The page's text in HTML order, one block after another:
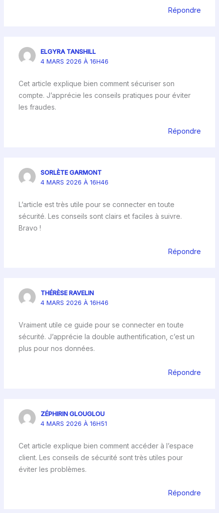
Répondre
ELGYRA TANSHILL
4 MARS 2026 À 16H46
Cet article explique bien comment sécuriser son
compte. J’apprécie les conseils pratiques pour éviter
les fraudes.
Répondre
SORLÈTE GARMONT
4 MARS 2026 À 16H46
L’article est très utile pour se connecter en toute
sécurité. Les conseils sont clairs et faciles à suivre.
Bravo !
Répondre
THÉRÈSE RAVELIN
4 MARS 2026 À 16H46
Vraiment utile ce guide pour se connecter en toute
sécurité. J’apprécie la double authentification, c’est un
plus pour nos données.
Répondre
ZÉPHIRIN GLOUGLOU
4 MARS 2026 À 16H51
Cet article explique bien comment accéder à l’espace
client. Les conseils de sécurité sont très utiles pour
éviter les problèmes.
Répondre